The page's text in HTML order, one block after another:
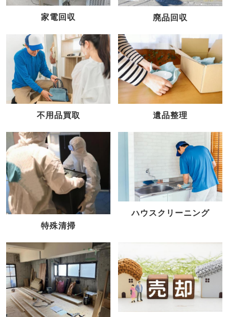
家電回収 廃品回収
不用品買取 遺品整理
特殊清掃
ハウスクリーニング